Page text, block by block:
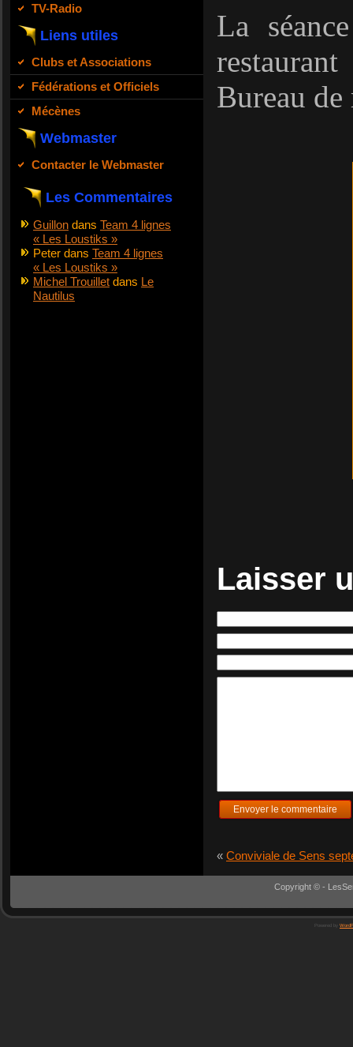
TV-Radio
Liens utiles
Clubs et Associations
Fédérations et Officiels
Mécènes
Webmaster
Contacter le Webmaster
Les Commentaires
Guillon dans Team 4 lignes
« Les Loustiks »
Peter dans Team 4 lignes
« Les Loustiks »
Michel Trouillet dans Le
Nautilus
La
Bureau
Laisser
« Conviviale de Sens
Copyright © -
Powered by